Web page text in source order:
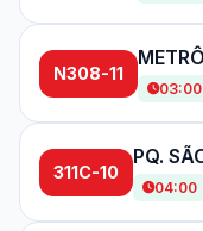
N308-11
03:00
311C-10
04:00